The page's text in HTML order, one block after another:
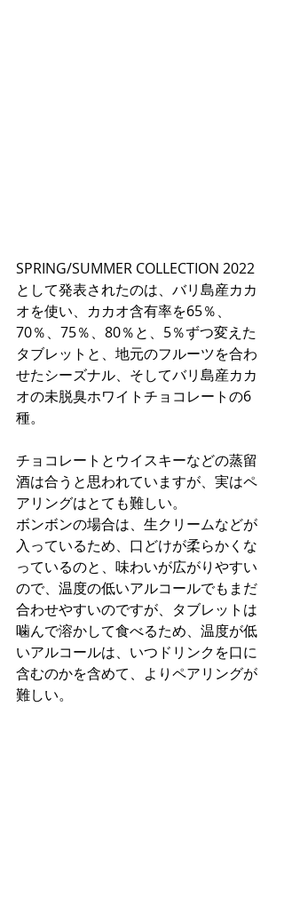
SPRING/SUMMER COLLECTION 2022
として発表されたのは、バリ島産カカ
オを使い、カカオ含有率を65％、
70％、75％、80％と、5％ずつ変えた
タブレットと、地元のフルーツを合わ
せたシーズナル、そしてバリ島産カカ
オの未脱臭ホワイトチョコレートの6
種。
チョコレートとウイスキーなどの蒸留
酒は合うと思われていますが、実はペ
アリングはとても難しい。
ボンボンの場合は、生クリームなどが
入っているため、口どけが柔らかくな
っているのと、味わいが広がりやすい
ので、温度の低いアルコールでもまだ
合わせやすいのですが、タブレットは
噛んで溶かして食べるため、温度が低
いアルコールは、いつドリンクを口に
含むのかを含めて、よりペアリングが
難しい。